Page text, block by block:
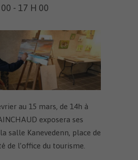
- 17 H 00
au 15 mars, de 14h à
exposera ses
salle Kanevedenn, place de
de l’office du tourisme.